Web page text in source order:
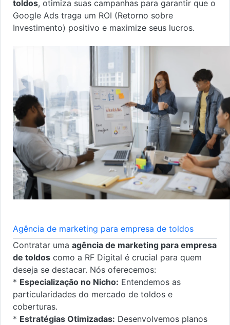
toldos, otimiza suas campanhas para garantir que o
Google Ads traga um ROI (Retorno sobre
Investimento) positivo e maximize seus lucros.
Agência de marketing para empresa de toldos
Contratar uma agência de marketing para empresa
de toldos como a RF Digital é crucial para quem
deseja se destacar. Nós oferecemos:
* Especialização no Nicho: Entendemos as
particularidades do mercado de toldos e
coberturas.
* Estratégias Otimizadas: Desenvolvemos planos